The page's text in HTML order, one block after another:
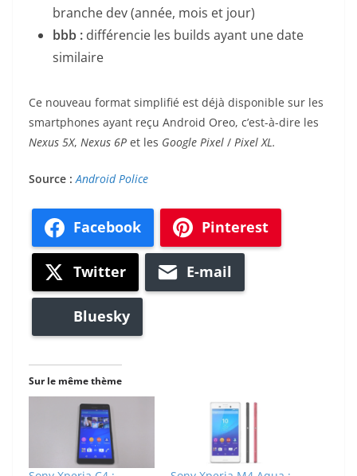
branche dev (année, mois et jour)
bbb : différencie les builds ayant une date
similaire
Ce nouveau format simplifié est déjà disponible sur les
smartphones ayant reçu Android Oreo, c’est-à-dire les
Nexus 5X, Nexus 6P et les Google Pixel / Pixel XL.
Source : Android Police
Facebook Pinterest
Twitter E-mail
Bluesky
Sur le même thème